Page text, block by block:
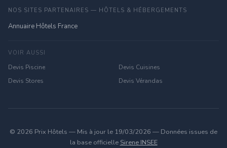
NOS SITES PARTENAIRES — HÔTELS & HÉBERGEMENTS
Annuaire Hôtels France
VOIR AUSSI
Devis Piscine
Devis Cuisines
Devis Stores
Devis Vérandas
© 2026 Prix Hôtels — Mis à jour le 19/03/2026 — Données issues de
la base officielle Sirene INSEE